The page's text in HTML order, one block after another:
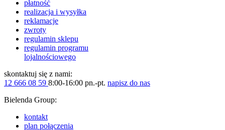
płatność
realizacja i wysyłka
reklamacje
zwroty
regulamin sklepu
regulamin programu
lojalnościowego
skontaktuj się z nami:
12 666 08 59 8:00-16:00 pn.-pt. napisz do nas
Bielenda Group:
kontakt
plan połączenia